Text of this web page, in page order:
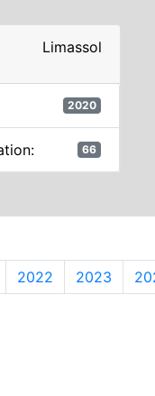
Limassol
2020
66
2022 2023